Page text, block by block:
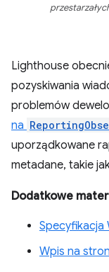
Lighthouse
pozyskiwania
problemów
na
uporządkowane
metadane, takie
Dodatkowe
Specyfikacja
Wpis na